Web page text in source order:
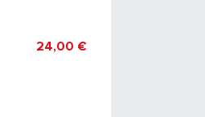
24,00 €